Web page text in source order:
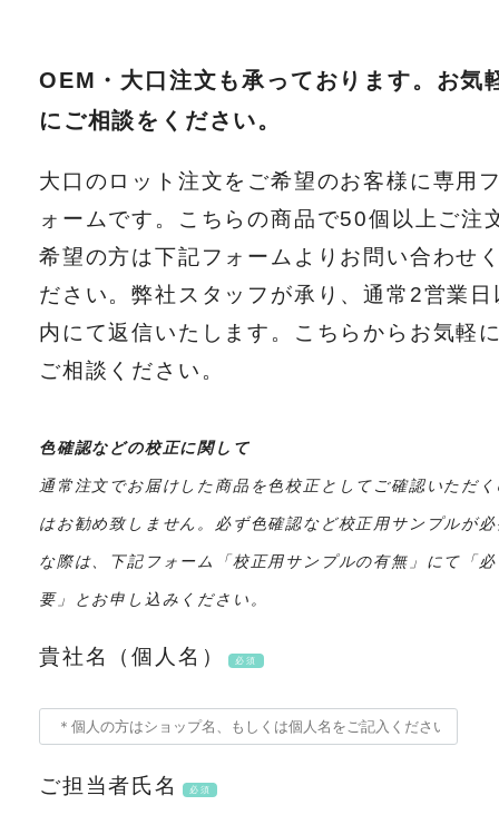
OEM・大口注文も承っております。お気
にご相談をください。
大口のロット注文をご希望のお客様に専用
ォームです。こちらの商品で50個以上ご注
希望の方は下記フォームよりお問い合わせ
ださい。弊社スタッフが承り、通常2営業日
内にて返信いたします。こちらからお気軽
ご相談ください。
色確認などの校正に関して
通常注文でお届けした商品を色校正としてご確認いただ
はお勧め致しません。必ず色確認など校正用サンプルが
な際は、下記フォーム「校正用サンプルの有無」にて「必
要」とお申し込みください。
貴社名（個人名） 必須
ご担当者氏名 必須